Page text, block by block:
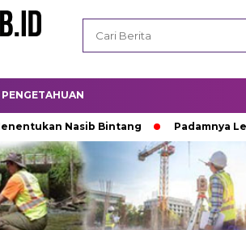
Nasib Bintang Padamnya Lentera